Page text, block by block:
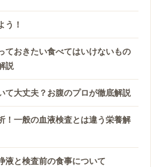
う！
ておきたい食べてはいけないもの
説
て大丈夫？お腹のプロが徹底解説
！一般の血液検査とは違う栄養解
液と検査前の食事について